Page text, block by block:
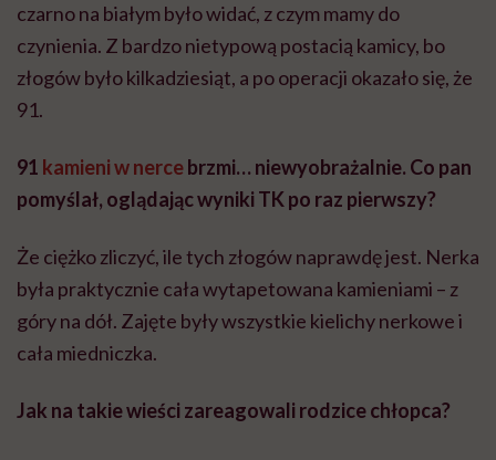
czarno na białym było widać, z czym mamy do
czynienia. Z bardzo nietypową postacią kamicy, bo
złogów było kilkadziesiąt, a po operacji okazało się, że
91.
91 kamieni w nercebrzmi… niewyobrażalnie. Co pan
pomyślał, oglądając wyniki TK po raz pierwszy?
Że ciężko zliczyć, ile tych złogów naprawdę jest. Nerka
była praktycznie cała wytapetowana kamieniami – z
góry na dół. Zajęte były wszystkie kielichy nerkowe i
cała miedniczka.
Jak na takie wieści zareagowali rodzice chłopca?